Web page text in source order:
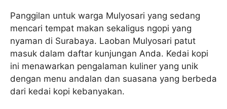
Panggilan untuk warga Mulyosari yang sedang
mencari tempat makan sekaligus ngopi yang
nyaman di Surabaya. Laoban Mulyosari patut
masuk dalam daftar kunjungan Anda. Kedai kopi
ini menawarkan pengalaman kuliner yang unik
dengan menu andalan dan suasana yang berbeda
dari kedai kopi kebanyakan.